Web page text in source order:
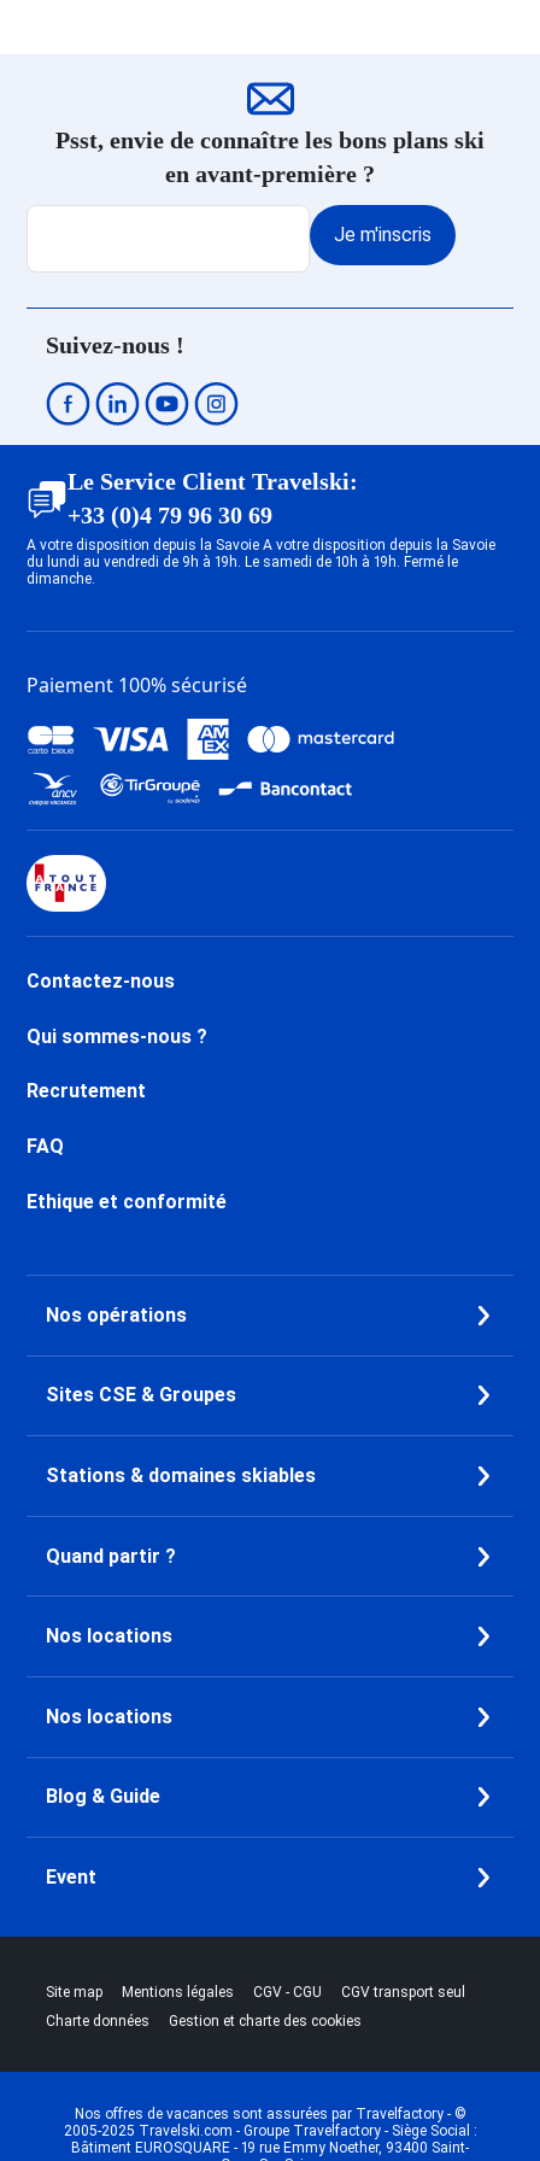
Psst, envie de connaître les bons plans ski
en avant-première ?
Je m'inscris
Suivez-nous !
Le Service Client Travelski:
+33 (0)4 79 96 30 69
A votre disposition depuis la Savoie A votre disposition depuis la Savoie
du lundi au vendredi de 9h à 19h. Le samedi de 10h à 19h. Fermé le
dimanche.
Paiement 100% sécurisé
Contactez-nous
Qui sommes-nous ?
Recrutement
FAQ
Ethique et conformité
Nos opérations
Sites CSE & Groupes
Stations & domaines skiables
Quand partir ?
Nos locations
Nos locations
Blog & Guide
Event
Site map |Mentions légales |CGV - CGU |CGV transport seul
Charte données |Gestion et charte des cookies
Nos offres de vacances sont assurées par Travelfactory - ©
2005-2025 Travelski.com - Groupe Travelfactory - Siège Social :
Bâtiment EUROSQUARE - 19 rue Emmy Noether, 93400 Saint-